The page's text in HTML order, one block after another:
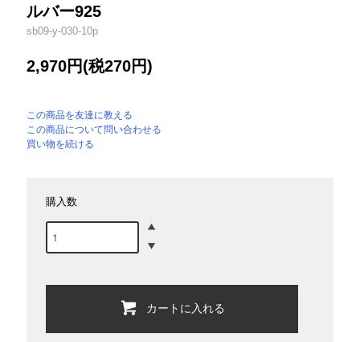
ルバー925
sb09-y-030-10p
2,970円(税270円)
この商品を友達に教える
この商品について問い合わせる
買い物を続ける
購入数
カートに入れる